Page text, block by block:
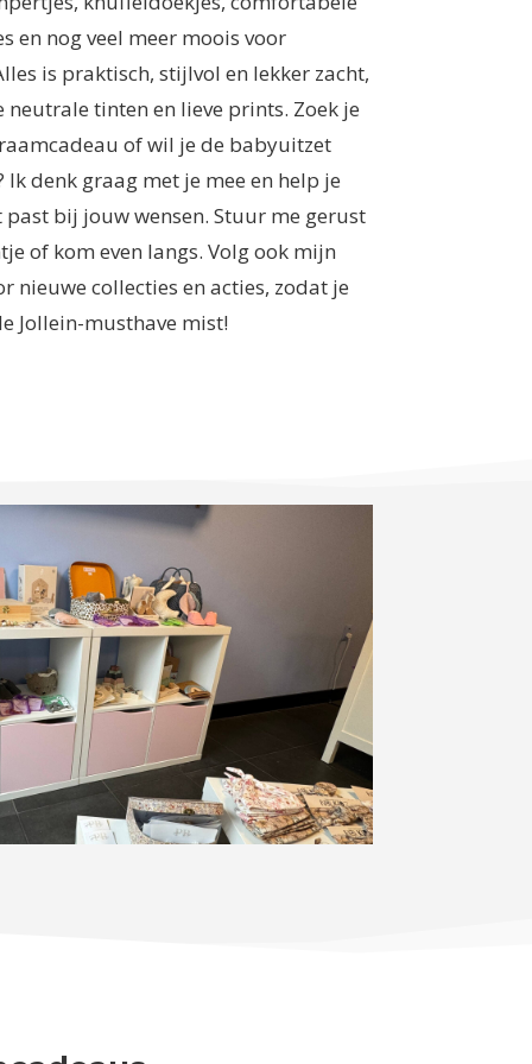
en nog veel meer moois voor
is praktisch, stijlvol en lekker zacht,
neutrale tinten en lieve prints. Zoek je
of wil je de babyuitzet
Ik denk graag met je mee en help je
past bij jouw wensen. Stuur me gerust
of kom even langs. Volg ook mijn
nieuwe collecties en acties, zodat je
Jollein-musthave mist!